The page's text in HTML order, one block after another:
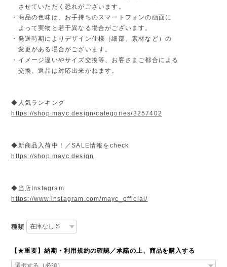
させていただく恐れがございます。
・商品の色味は、お手持ちのスマートフォンの画面に
よって実物と若干異なる場合がございます。
・発送時期によりデザイン仕様（細部、素材など）の
変更がある場合がございます。
・イメージ違いやサイズ交換等、お客さまご都合による
交換、返品は対応出来かねます。
◆人気ランキング
https://shop.mayc.design/categories/3257402
◆新商品入荷中！／SALE情報をcheck
https://shop.mayc.design
◆当店Instagram
https://www.instagram.com/mayc_official/
種類
【★重要】納期・利用規約の確認／承諾の上、商品を購入する